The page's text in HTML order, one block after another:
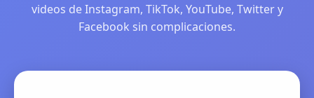
videos de Instagram, TikTok, YouTube, Twitter y
Facebook sin complicaciones.